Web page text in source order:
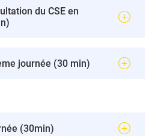
du CSE en
journée (30 min)
(30min)